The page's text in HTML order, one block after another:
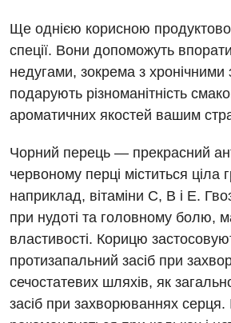
Ревматологія
Терапія
Травматологія і ортопедія
Фізіотерапія
Хірургічне відділення
Для дітей
Дитяча гастроентерологія
Ще однією корисною
спеції. Вони допоможуть
недугами, зокрема з
подарують різноманітність
ароматичних якостей вашим
Чорний перець — прекрасний
червоному перці міститься ціла
наприклад, вітаміни С, В і Е.
при нудоті та головному болю,
властивості. Корицю
протизапальний засіб при
сечостатевих шляхів, як
засіб при захворюваннях серця.